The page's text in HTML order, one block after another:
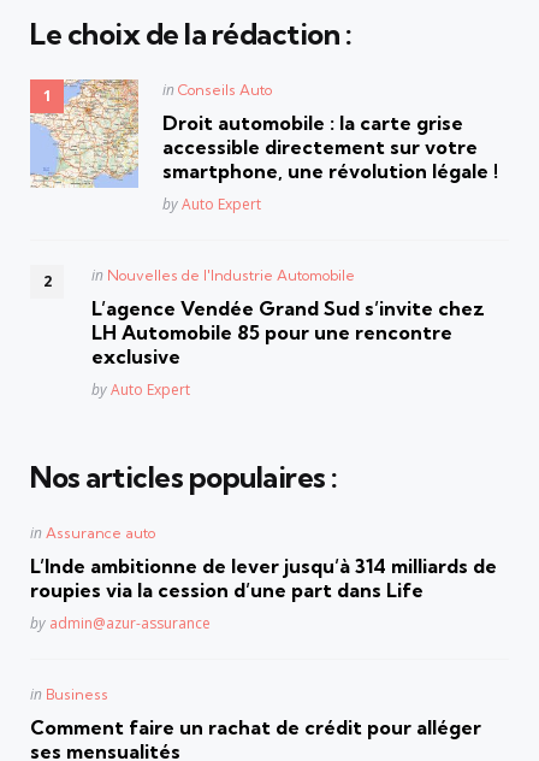
Le choix de la rédaction :
Posted
in Conseils Auto
Droit automobile : la carte grise
accessible directement sur votre
smartphone, une révolution légale !
Posted
byAuto Expert
Posted
in Nouvelles de l'Industrie Automobile
L’agence Vendée Grand Sud s’invite chez
LH Automobile 85 pour une rencontre
exclusive
Posted
byAuto Expert
Nos articles populaires :
Posted
in Assurance auto
L’Inde ambitionne de lever jusqu’à 314 milliards de
roupies via la cession d’une part dans Life
Posted
by admin@azur-assurance
Posted
in Business
Comment faire un rachat de crédit pour alléger
ses mensualités